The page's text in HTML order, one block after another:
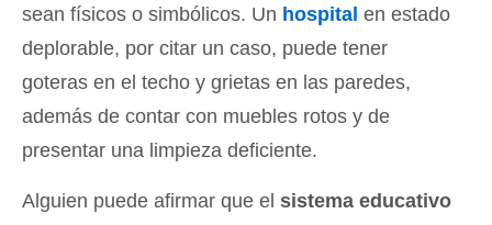
sean físicos o simbólicos. Un hospital en estado
deplorable, por citar un caso, puede tener
goteras en el techo y grietas en las paredes,
además de contar con muebles rotos y de
presentar una limpieza deficiente.
Alguien puede afirmar que el sistema educativo